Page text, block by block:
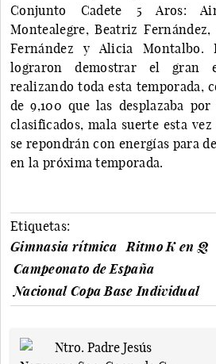
Conjunto Cadete 5 Aros:
Montealegre, Beatriz
Fernández y Alicia Montalbo.
lograron demostrar el gran
realizando toda esta temporada,
de 9,100 que las desplazaba
clasificados, mala suerte esta
se repondrán con energías para
en la próxima temporada.
Etiquetas:
Gimnasia rítmica
Ritmo K en Q
Campeonato de España
Nacional Copa Base Individual